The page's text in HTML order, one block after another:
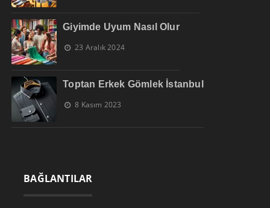
Giyimde Uyum Nasıl Olur
23 Aralık 2024
Toptan Erkek Gömlek İstanbul
8 Kasım 2023
BAĞLANTILAR